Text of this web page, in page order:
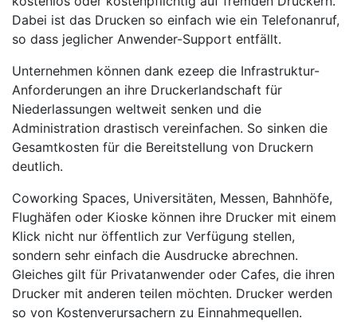
Dabei ist das Drucken so einfach wie ein Telefonanruf,
so dass jeglicher Anwender-Support entfällt.
Unternehmen können dank ezeep die Infrastruktur-
Anforderungen an ihre Druckerlandschaft für
Niederlassungen weltweit senken und die
Administration drastisch vereinfachen. So sinken die
Gesamtkosten für die Bereitstellung von Druckern
deutlich.
Coworking Spaces, Universitäten, Messen, Bahnhöfe,
Flughäfen oder Kioske können ihre Drucker mit einem
Klick nicht nur öffentlich zur Verfügung stellen,
sondern sehr einfach die Ausdrucke abrechnen.
Gleiches gilt für Privatanwender oder Cafes, die ihren
Drucker mit anderen teilen möchten. Drucker werden
so von Kostenverursachern zu Einnahmequellen.